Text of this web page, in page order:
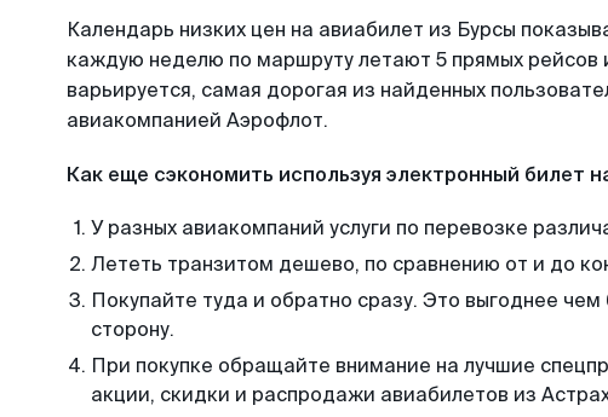
Календарь низких цен на авиабилет из Бурсы
каждую неделю по маршруту летают 5 прямых рейсов
варьируется, самая дорогая из найденных
авиакомпанией Аэрофлот.
Как еще сэкономить используя электронный билет
У разных авиакомпаний услуги по перевозке
Лететь транзитом дешево, по сравнению от и до
Покупайте туда и обратно сразу. Это выгоднее
сторону.
При покупке обращайте внимание на лучшие
акции, скидки и распродажи авиабилетов из